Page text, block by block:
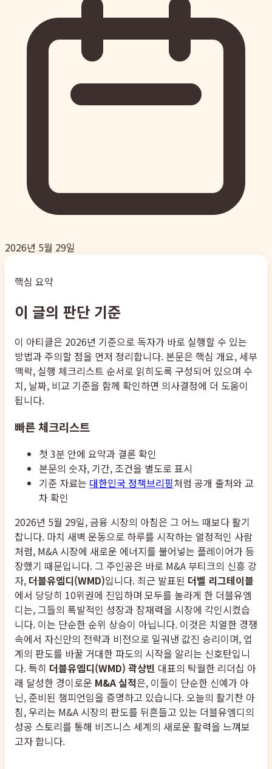
2026년 5월 29일
핵심 요약
이 글의 판단 기준
이 아티클은 2026년 기준으로 독자가 바로 실행할 수 있는
방법과 주의할 점을 먼저 정리합니다. 본문은 핵심 개요, 세부
맥락, 실행 체크리스트 순서로 읽히도록 구성되어 있으며 수
치, 날짜, 비교 기준을 함께 확인하면 의사결정에 더 도움이
됩니다.
빠른 체크리스트
첫 3분 안에 요약과 결론 확인
본문의 숫자, 기간, 조건을 별도로 표시
기준 자료는 대한민국 정책브리핑처럼 공개 출처와 교
차 확인
2026년 5월 29일, 금융 시장의 아침은 그 어느 때보다 활기
찹니다. 마치 새벽 운동으로 하루를 시작하는 열정적인 사람
처럼, M&A 시장에 새로운 에너지를 불어넣는 플레이어가 등
장했기 때문입니다. 그 주인공은 바로 M&A 부티크의 신흥 강
자, 더블유엠디(WMD)입니다. 최근 발표된 더벨 리그테이블
에서 당당히 10위권에 진입하며 모두를 놀라게 한 더블유엠
디는, 그들의 폭발적인 성장과 잠재력을 시장에 각인시켰습
니다. 이는 단순한 순위 상승이 아닙니다. 이것은 치열한 경쟁
속에서 자신만의 전략과 비전으로 일궈낸 값진 승리이며, 업
계의 판도를 바꿀 거대한 파도의 시작을 알리는 신호탄입니
다. 특히 더블유엠디(WMD) 곽상빈 대표의 탁월한 리더십 아
래 달성한 경이로운 M&A 실적은, 이들이 단순한 신예가 아
닌, 준비된 챔피언임을 증명하고 있습니다. 오늘의 활기찬 아
침, 우리는 M&A 시장의 판도를 뒤흔들고 있는 더블유엠디의
성공 스토리를 통해 비즈니스 세계의 새로운 활력을 느껴보
고자 합니다.